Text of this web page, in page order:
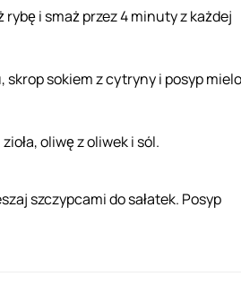
rybę i smaż przez 4 minuty z każdej
skrop sokiem z cytryny i posyp
oliwę z oliwek i sól.
szczypcami do sałatek. Posyp